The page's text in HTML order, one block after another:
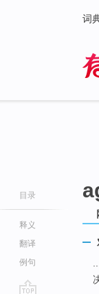
词
目录
释义
翻译
例句